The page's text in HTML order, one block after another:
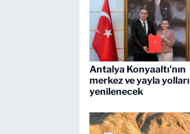
Antalya Konyaaltı'nın
merkez ve yayla yolları
yenilenecek